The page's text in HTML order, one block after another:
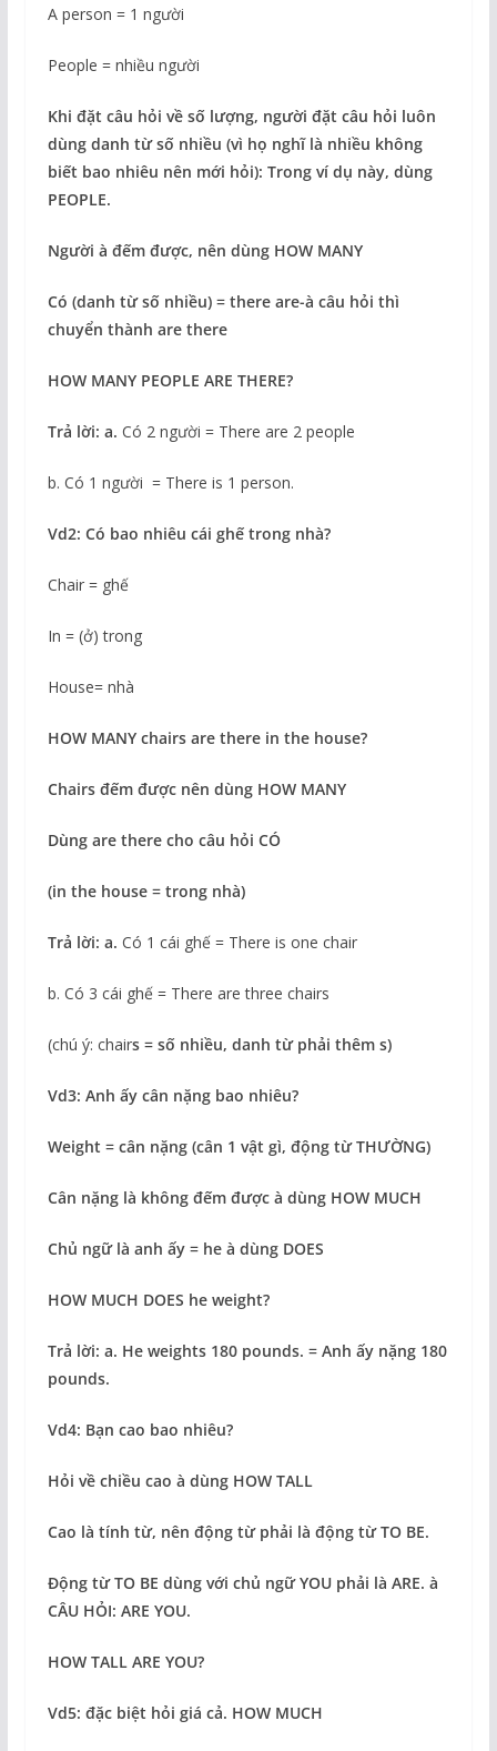
A person = 1 người
People = nhiều người
Khi đặt câu hỏi về số lượng, người đặt câu hỏi luôn
dùng danh từ số nhiều (vì họ nghĩ là nhiều không
biết bao nhiêu nên mới hỏi): Trong ví dụ này, dùng
PEOPLE.
Người à đếm được, nên dùng HOW MANY
Có (danh từ số nhiều) = there are-à câu hỏi thì
chuyển thành are there
HOW MANY PEOPLE ARE THERE?
Trả lời: a. Có 2 người = There are 2 people
b. Có 1 người = There is 1 person.
Vd2: Có bao nhiêu cái ghế trong nhà?
Chair = ghế
In = (ở) trong
House= nhà
HOW MANY chairs are there in the house?
Chairs đếm được nên dùng HOW MANY
Dùng are there cho câu hỏi CÓ
(in the house = trong nhà)
Trả lời: a. Có 1 cái ghế = There is one chair
b. Có 3 cái ghế = There are three chairs
(chú ý: chairs = số nhiều, danh từ phải thêm s)
Vd3: Anh ấy cân nặng bao nhiêu?
Weight = cân nặng (cân 1 vật gì, động từ THƯỜNG)
Cân nặng là không đếm được à dùng HOW MUCH
Chủ ngữ là anh ấy = he à dùng DOES
HOW MUCH DOES he weight?
Trả lời: a. He weights 180 pounds. = Anh ấy nặng 180
pounds.
Vd4: Bạn cao bao nhiêu?
Hỏi về chiều cao à dùng HOW TALL
Cao là tính từ, nên động từ phải là động từ TO BE.
Động từ TO BE dùng với chủ ngữ YOU phải là ARE. à
CÂU HỎI: ARE YOU.
HOW TALL ARE YOU?
Vd5: đặc biệt hỏi giá cả. HOW MUCH